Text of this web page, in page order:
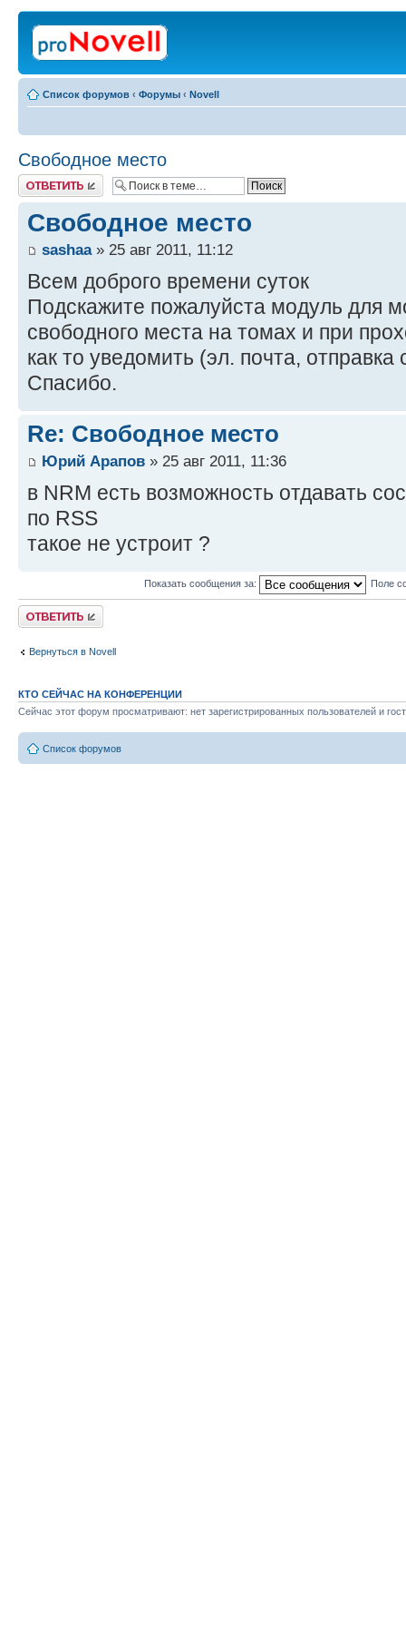
Список форумов ‹ Форумы ‹ Novell
Свободное место
Ответить
Свободное место
sashaa» 25 авг 2011, 11:12
Всем доброго времени суток
Подскажите пожалуйста модуль для
свободного места на томах и при
как то уведомить (эл. почта,
Спасибо.
Re: Свободное место
Юрий Арапов » 25 авг 2011, 11:36
в NRM есть возможность отдавать
по RSS
такое не устроит ?
Показать сообщения за: Поле
Ответить
Вернуться в Novell
КТО СЕЙЧАС НА КОНФЕРЕНЦИИ
Сейчас этот форум просматривают: нет зарегистрированных пользователей и
Список форумов